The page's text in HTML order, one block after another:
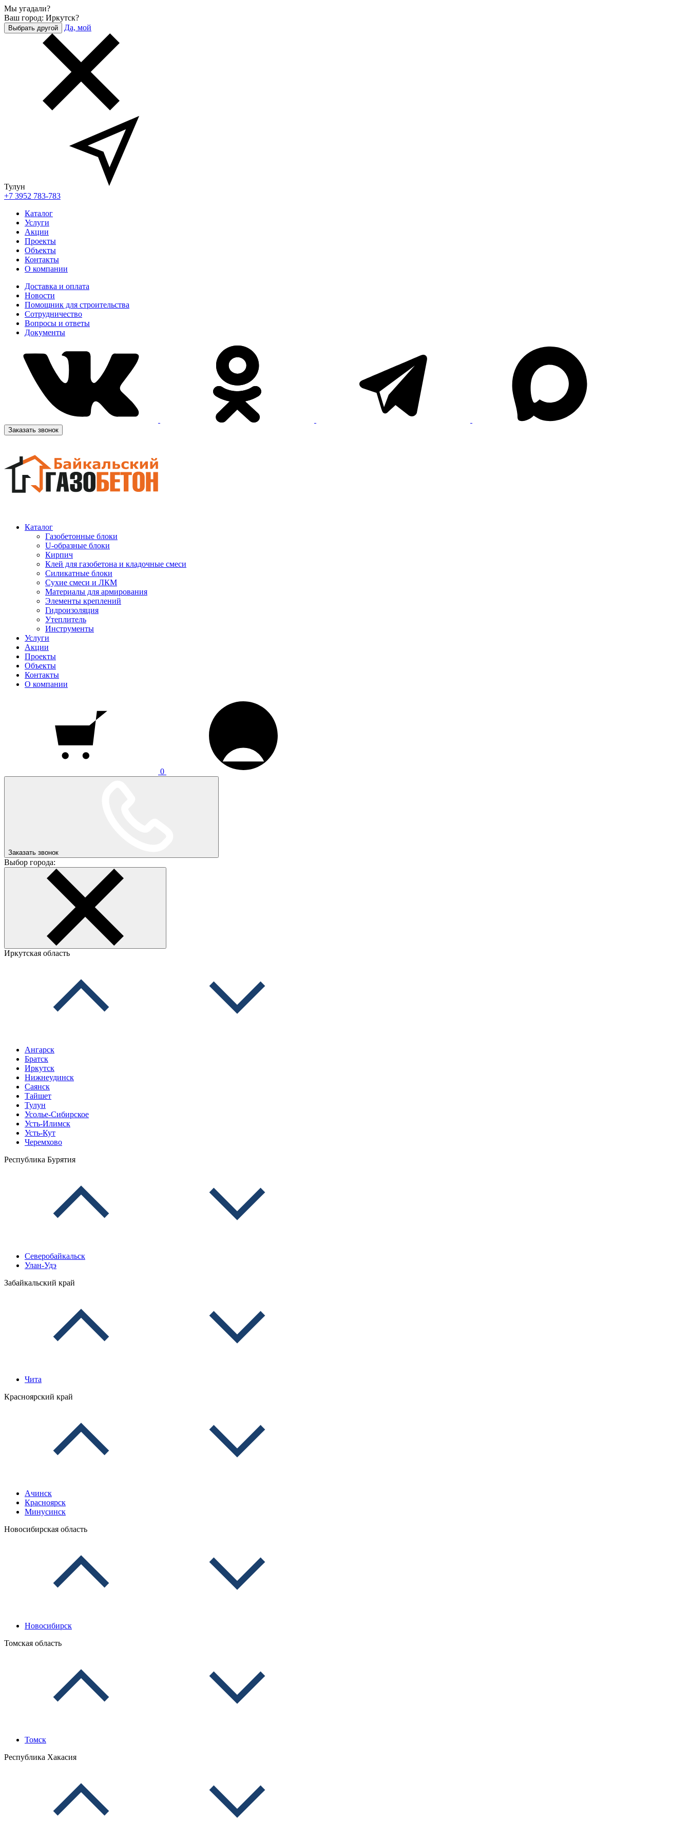
Мы угадали?
Ваш город: Иркутск?
Выбрать другой Да, мой
Тулун
+7 3952 783-783
Каталог
Услуги
Акции
Проекты
Объекты
Контакты
О компании
Доставка и оплата
Новости
Помощник для строительства
Сотрудничество
Вопросы и ответы
Документы
Заказать звонок
Каталог
Газобетонные блоки
U-образные блоки
Кирпич
Клей для газобетона и кладочные смеси
Силикатные блоки
Сухие смеси и ЛКМ
Материалы для армирования
Элементы креплений
Гидроизоляция
Утеплитель
Инструменты
Услуги
Акции
Проекты
Объекты
Контакты
О компании
0
Заказать звонок
Выбор города:
Иркутская область
Ангарск
Братск
Иркутск
Нижнеудинск
Саянск
Тайшет
Тулун
Усолье-Сибирское
Усть-Илимск
Усть-Кут
Черемхово
Республика Бурятия
Северобайкальск
Улан-Удэ
Забайкальский край
Чита
Красноярский край
Ачинск
Красноярск
Минусинск
Новосибирская область
Новосибирск
Томская область
Томск
Республика Хакасия